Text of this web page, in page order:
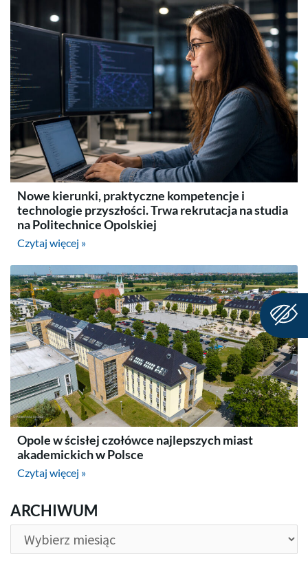
Nowe kierunki, praktyczne kompetencje i
technologie przyszłości. Trwa rekrutacja na studia
na Politechnice Opolskiej
Czytaj więcej »
Opole w ścisłej czołówce najlepszych miast
akademickich w Polsce
Czytaj więcej »
ARCHIWUM
ARCHIWUM